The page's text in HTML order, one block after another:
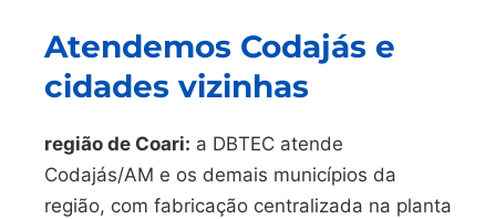
Atendemos Codajás e
cidades vizinhas
região de Coari: a DBTEC atende
Codajás/AM e os demais municípios da
região, com fabricação centralizada na planta